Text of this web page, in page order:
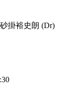
掛裕史朗 (Dr)